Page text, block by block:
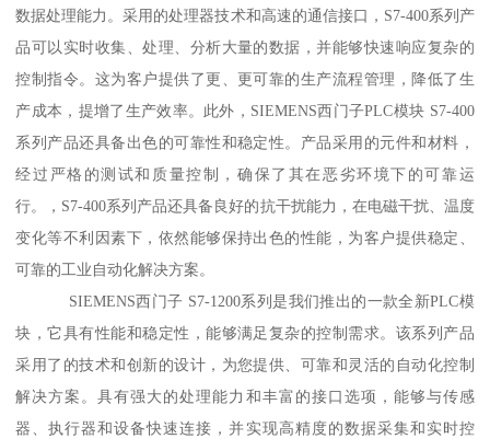
数据处理能力。采用的处理器技术和高速的通信接口，S7-400系列产
品可以实时收集、处理、分析大量的数据，并能够快速响应复杂的
控制指令。这为客户提供了更、更可靠的生产流程管理，降低了生
产成本，提增了生产效率。此外，SIEMENS西门子PLC模块 S7-400
系列产品还具备出色的可靠性和稳定性。产品采用的元件和材料，
经过严格的测试和质量控制，确保了其在恶劣环境下的可靠运
行。，S7-400系列产品还具备良好的抗干扰能力，在电磁干扰、温度
变化等不利因素下，依然能够保持出色的性能，为客户提供稳定、
可靠的工业自动化解决方案。
SIEMENS西门子 S7-1200系列是我们推出的一款全新PLC模
块，它具有性能和稳定性，能够满足复杂的控制需求。该系列产品
采用了的技术和创新的设计，为您提供、可靠和灵活的自动化控制
解决方案。具有强大的处理能力和丰富的接口选项，能够与传感
器、执行器和设备快速连接，并实现高精度的数据采集和实时控